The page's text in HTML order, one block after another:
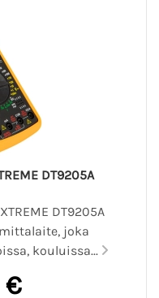
DT9205A
DT9205A
joka
kouluissa...
€